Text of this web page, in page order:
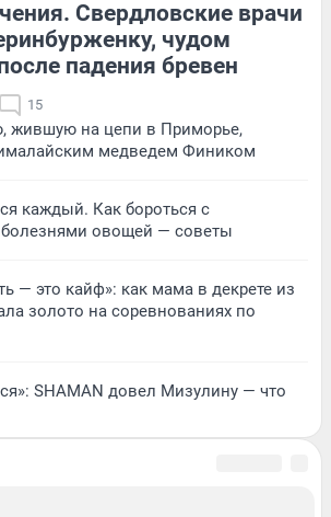
Свердловские врачи
чудом
падения бревен
15
жившую на цепи в Приморье,
медведем Фиником
каждый. Как бороться с
овощей — советы
— это кайф»: как мама в декрете из
золото на соревнованиях по
SHAMAN довел Мизулину — что